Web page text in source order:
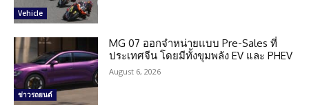
Vehicle
ข่าวรถยนต์
MG 07 ออกจำหน่ายแบบ Pre-Sales ที่
ประเทศจีน โดยมีทั้งขุมพลัง EV และ PHEV
August 6, 2026